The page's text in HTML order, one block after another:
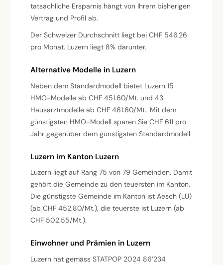
tatsächliche Ersparnis hängt von Ihrem bisherigen
Vertrag und Profil ab.
Der Schweizer Durchschnitt liegt bei CHF 546.26
pro Monat. Luzern liegt 8% darunter.
Alternative Modelle in Luzern
Neben dem Standardmodell bietet Luzern 15
HMO-Modelle ab CHF 451.60/Mt. und 43
Hausarztmodelle ab CHF 461.60/Mt.. Mit dem
günstigsten HMO-Modell sparen Sie CHF 611 pro
Jahr gegenüber dem günstigsten Standardmodell.
Luzern im Kanton Luzern
Luzern liegt auf Rang 75 von 79 Gemeinden. Damit
gehört die Gemeinde zu den teuersten im Kanton.
Die günstigste Gemeinde im Kanton ist Aesch (LU)
(ab CHF 452.80/Mt.), die teuerste ist Luzern (ab
CHF 502.55/Mt.).
Einwohner und Prämien in Luzern
Luzern hat gemäss STATPOP 2024 86’234